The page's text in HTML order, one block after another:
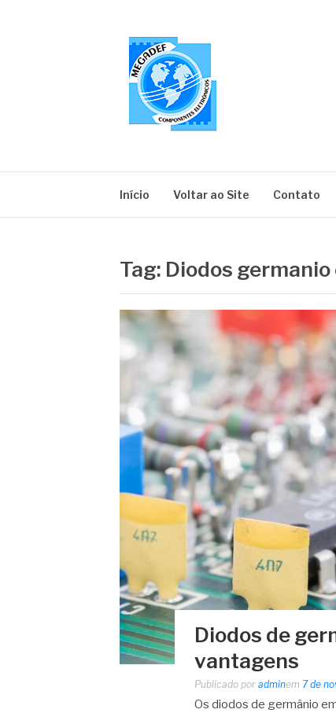
Início Voltar ao Site Contato
Tag: Diodos germanio
Diodos de
vantagens
Publicado por adminem 7 de
Os diodos de germânio